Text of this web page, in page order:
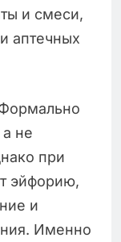
и смеси,
аптечных
не
при
эйфорию,
и
Именно